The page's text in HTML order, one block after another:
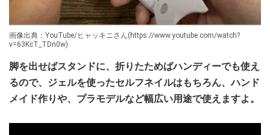
画像出典：YouTube/ヒャッキニさん(https://www.youtube.com/watch?
v=63KcT_TDn0w)
脚を出せばスタンドに、折りたためばハンディーでも使え
るので、ジェルを使ったセルフネイルはもちろん、ハンド
メイド作りや、プラモデルなど幅広い用途で使えますよ。